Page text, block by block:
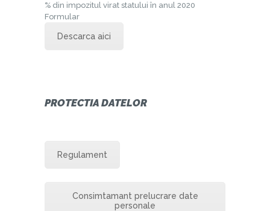
% din impozitul virat statului în anul 2020
Formular
Descarca aici
PROTECTIA DATELOR
Regulament
Consimtamant prelucrare date
personale